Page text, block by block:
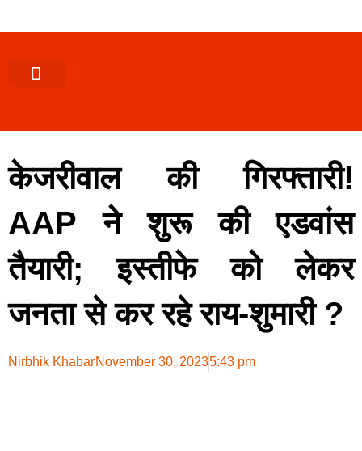
केजरीवाल की गिरफ्तारी!
AAP ने शुरू की एडवांस
तैयारी; इस्तीफे को लेकर
जनता से कर रहे राय-शुमारी ?
Nirbhik KhabarNovember 30, 20235:43 pm